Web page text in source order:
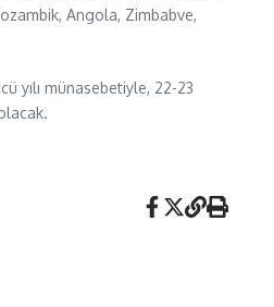
Angola, Zimbabve,
yılı münasebetiyle, 22-23